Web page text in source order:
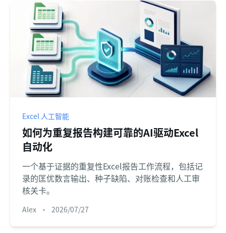
Excel 人工智能
如何为重复报告构建可靠的AI驱动Excel
自动化
一个基于证据的重复性Excel报告工作流程，包括记
录的匡优数言输出、种子缺陷、对账检查和人工审
核关卡。
Alex • 2026/07/27